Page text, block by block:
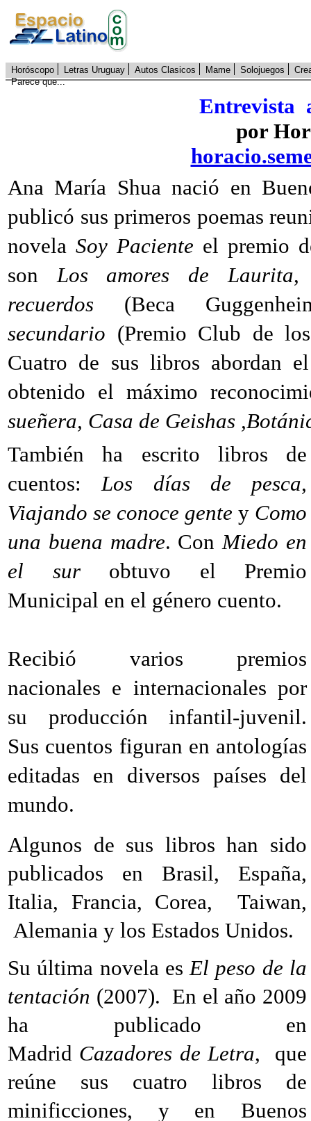
Horóscopo Letras Uruguay Autos Clasicos Mame Solojuegos
Parece que...
Entrevista
por
Ana María Shua nació en
publicó sus primeros poemas
novela Soy Paciente el premio
sonLos amores de Laurita,
recuerdos (Beca
secundario (Premio Club de
Cuatro de sus libros abordan
obtenido el máximo
sueñera, Casa de Geishas
También ha escrito libros de
cuentos:Los días de pesca,
Viajando se conoce gente y Como
una buena madre. ConMiedo en
el surobtuvo el Premio
Municipal en el género cuento.
Recibió varios premios
nacionales e internacionales por
su producción infantil-juvenil.
Sus cuentos figuran en antologías
editadas en diversos países del
mundo.
Algunos de sus libros han sido
publicados en Brasil, España,
Italia, Francia, Corea, Taiwan,
Alemania y los Estados Unidos.
Su última novela esEl peso de la
tentación (2007). En el año 2009
ha publicado en
Madrid Cazadores de Letra, que
reúne sus cuatro libros de
minificciones, y en Buenos